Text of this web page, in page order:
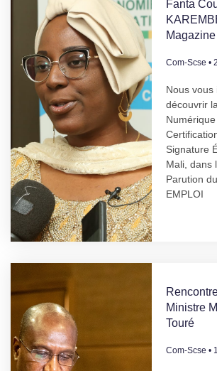
Fanta
Com-Scse
Nous vous
découvrir
Signature
Mali, dans
Parution
EMPLOI
Ministre
Touré
Com-Scse